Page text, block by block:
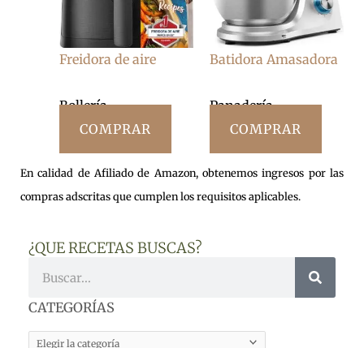
Freidora de aire
Bollería
COMPRAR
Batidora Amasadora
Panadería
COMPRAR
En calidad de Afiliado de Amazon, obtenemos ingresos por las
compras adscritas que cumplen los requisitos aplicables.
¿QUE RECETAS BUSCAS?
CATEGORÍAS
CATEGORÍAS